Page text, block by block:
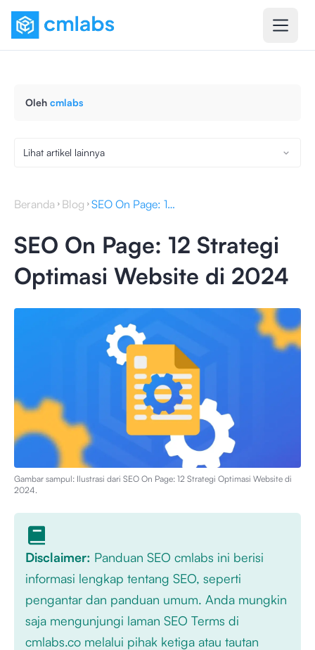
Oleh cmlabs
Lihat artikel lainnya
Beranda Blog SEO On Page: 12 Strategi Optimasi Website di 2024
SEO On Page: 12 Strategi
Optimasi Website di 2024
Gambar sampul: Ilustrasi dari SEO On Page: 12 Strategi Optimasi Website di
2024.
Disclaimer: Panduan SEO cmlabs ini berisi
informasi lengkap tentang SEO, seperti
pengantar dan panduan umum. Anda mungkin
saja mengunjungi laman SEO Terms di
cmlabs.co melalui pihak ketiga atau tautan